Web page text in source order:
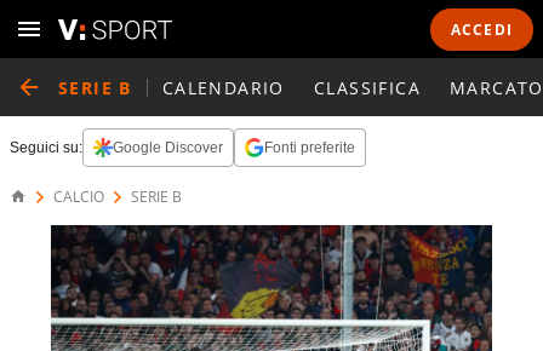
ACCEDI
SERIE B CALENDARIO CLASSIFICA
Seguici su: Google Discover Fonti preferite
CALCIO SERIE B